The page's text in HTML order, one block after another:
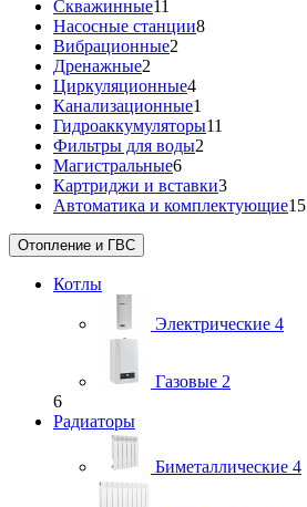
Скважинные11
Насосные станции8
Вибрационные2
Дренажные2
Циркуляционные4
Канализационные1
Гидроаккумуляторы11
Фильтры для воды2
Магистральные6
Картриджи и вставки3
Автоматика и комплектующие15
Отопление и ГВС
Котлы
Электрические 4
Газовые 2
6
Радиаторы
Биметаллические 4